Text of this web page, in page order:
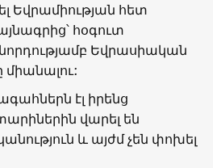
Եվրամիության հետ
հօգուտ
Եվրասիական
միանալու:
էլ իրենց
վարել են
և այժմ չեն փոխել